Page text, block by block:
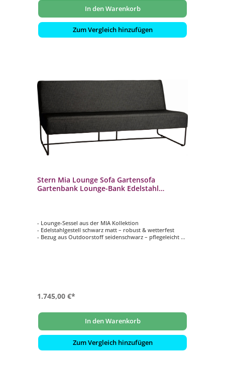
In den Warenkorb
Zum Vergleich hinzufügen
Stern Mia Lounge Sofa Gartensofa
Gartenbank Lounge-Bank Edelstahl
- Lounge-Sessel aus der MIA Kollektion
- Edelstahlgestell schwarz matt – robust & wetterfest
- Bezug aus Outdoorstoff seidenschwarz – pflegeleicht &
1.745,00 €*
In den Warenkorb
Zum Vergleich hinzufügen